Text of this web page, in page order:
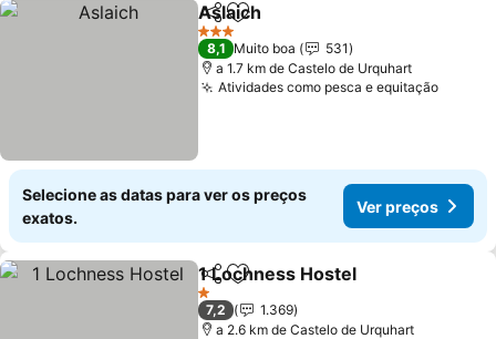
PartilharAdicionar aos favoritos
Aslaich
3 Estrelas
8,1 Muito boa
531
a 1.7 km de Castelo de Urquhart
Atividades como pesca e equitaçãoVer
Selecione as datas para ver os preços
exatos.
Ver preços
PartilharAdicionar aos favoritos
1 Lochness Hostel
1 Estrelas
7,2
1.369
a 2.6 km de Castelo de Urquhart